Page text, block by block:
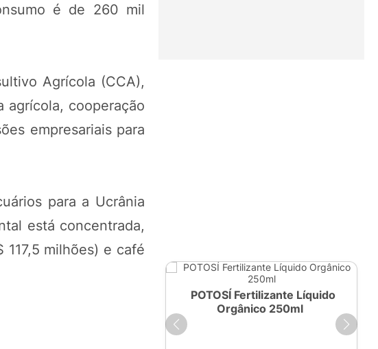
é de 260 mil
Agrícola (CCA),
agrícola, cooperação
empresariais para
para a Ucrânia
está concentrada,
milhões) e café
POTOSÍ Fertilizante Líquido
Orgânico 250ml